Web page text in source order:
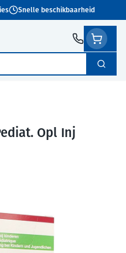
Snelle beschikbaarheid
Zoek
Opl Inj